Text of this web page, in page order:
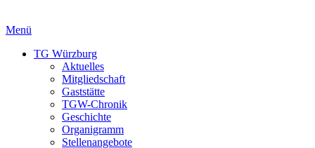
Menü
TG Würzburg
Aktuelles
Mitgliedschaft
Gaststätte
TGW-Chronik
Geschichte
Organigramm
Stellenangebote